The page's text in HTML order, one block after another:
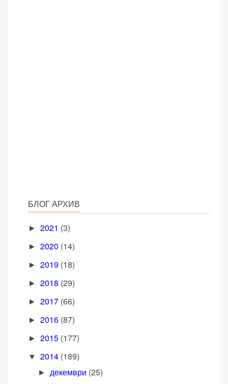
БЛОГ АРХИВ
► 2021 (3)
► 2020 (14)
► 2019 (18)
► 2018 (29)
► 2017 (66)
► 2016 (87)
► 2015 (177)
▼ 2014 (189)
► декември (25)